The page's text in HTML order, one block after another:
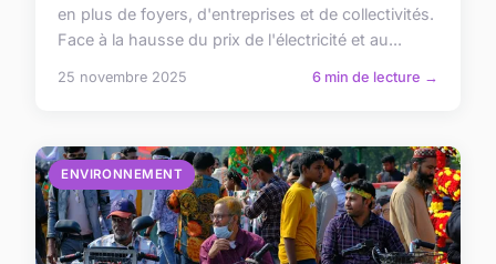
en plus de foyers, d'entreprises et de collectivités.
Face à la hausse du prix de l'électricité et au...
25 novembre 2025 6 min de lecture →
ENVIRONNEMENT